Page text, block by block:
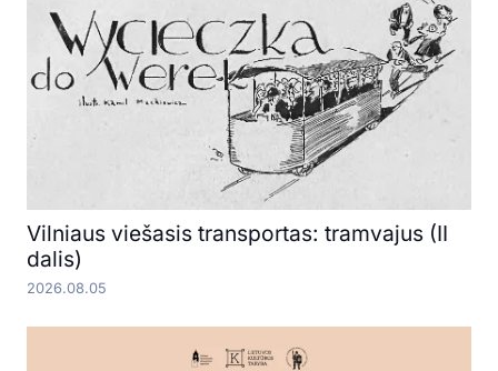
Vilniaus viešasis transportas: tramvajus (II
dalis)
2026.08.05